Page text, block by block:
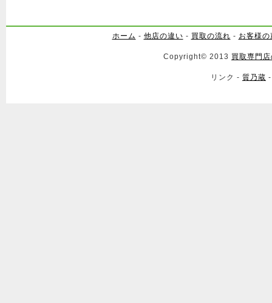
ホーム - 他店の違い - 買取の流れ - お客様の
Copyright© 2013 買取専門
リンク - 質乃蔵